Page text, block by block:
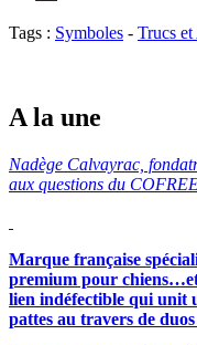
Tags : Symboles - Trucs et
A la une
Nadège Calvayrac,
aux questions du
Marque française
premium pour
lien indéfectible qui unit
pattes au travers de